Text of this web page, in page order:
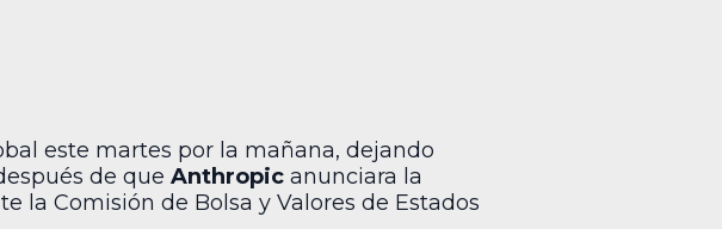
este martes por la mañana, dejando
de que Anthropic anunciara la
la Comisión de Bolsa y Valores de Estados